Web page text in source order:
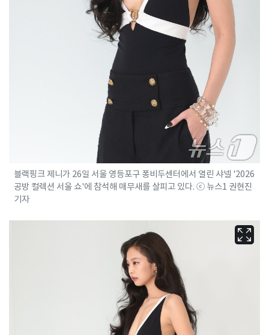
블랙핑크 제니가 26일 서울 영등포구 퐁비두센터에서 열린 샤넬 '2026
공방 컬렉션 서울 쇼'에 참석해 매무새를 살피고 있다. ⓒ 뉴스1 권현진
기자